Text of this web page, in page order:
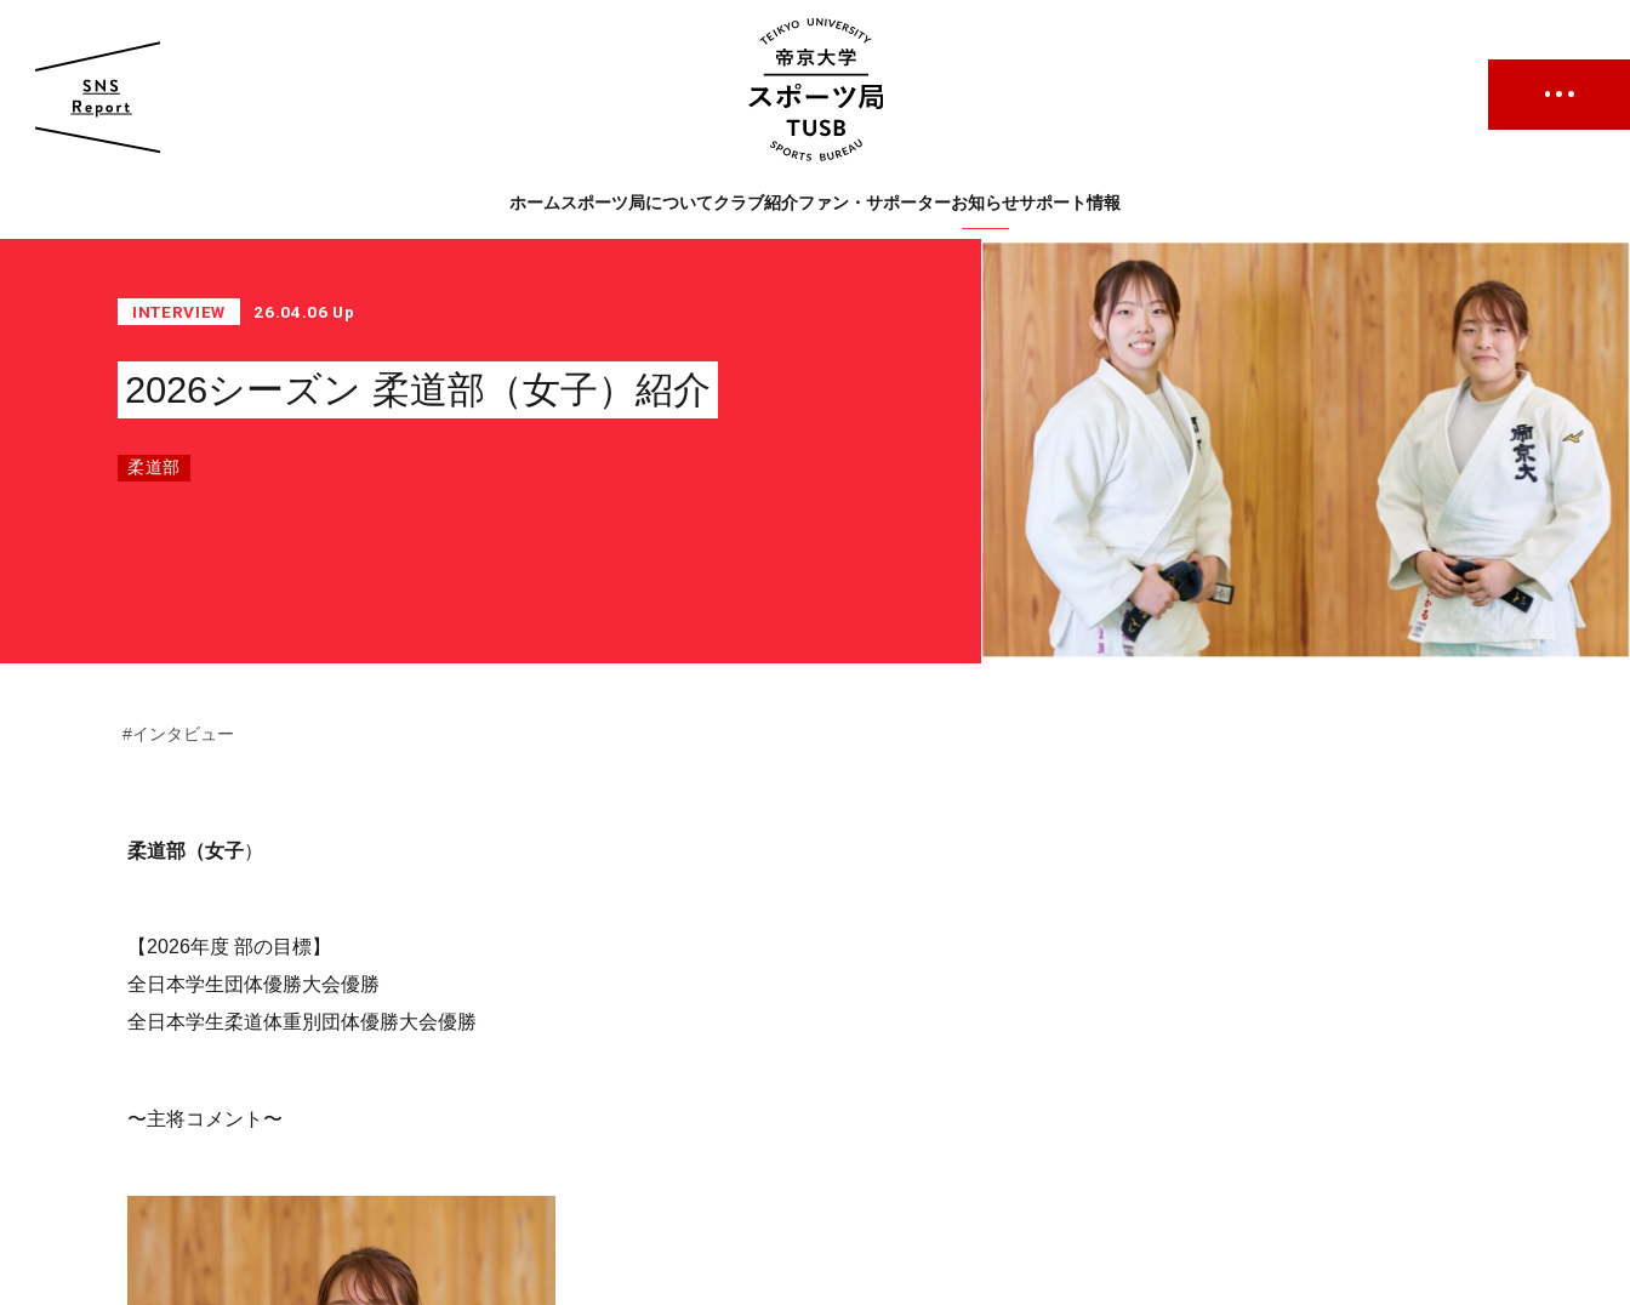
ホームスポーツ局についてクラブ紹介ファン・サポーターお知らせサポート情報
帝京大学 スポーツ局
クラブ紹介
ファン・サポーター
サポーターの会
運動部支援
お問い合わせ
Tags
#インタビュー#試合情報
#試合日程
#サポーターの会 #キャンプ
INTERVIEW 26.04.06 Up
2026シーズン 柔道部（女子）紹介
柔道部
#インタビュー
柔道部（女子）
【2026年度 部の目標】
全日本学生団体優勝大会優勝
全日本学生柔道体重別団体優勝大会優勝
〜主将コメント〜